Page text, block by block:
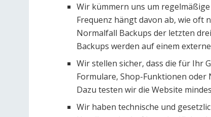
Wir kümmern uns um
Frequenz hängt davon ab, wie oft
Normalfall Backups der letzten
Backups werden auf einem
Wir stellen sicher, dass die für Ihr
Formulare, Shop-Funktionen
Dazu testen wir die Website
Wir haben technische und